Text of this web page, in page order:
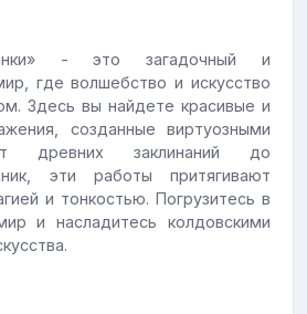
- это загадочный и
где волшебство и искусство
Здесь вы найдете красивые и
созданные виртуозными
древних заклинаний до
эти работы притягивают
и тонкостью. Погрузитесь в
и насладитесь колдовскими